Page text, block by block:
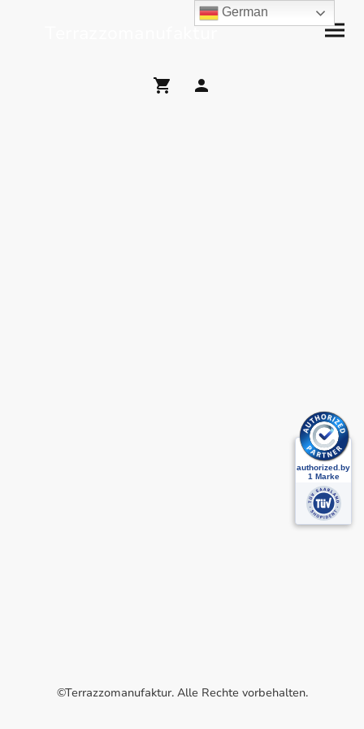
Terrazzomanufaktur
©Terrazzomanufaktur. Alle Rechte vorbehalten.
German